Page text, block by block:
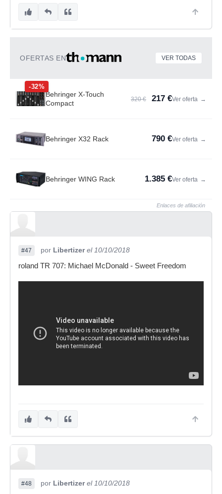
OFERTAS EN VER TODAS
-32%
Behringer X-Touch
Compact
320 € 217 €Ver oferta →
Behringer X32 Rack 790 €Ver oferta →
Behringer WING Rack 1.385 €Ver oferta →
Enlaces de afiliación
#47 por Libertizer el 10/10/2018
roland TR 707: Michael McDonald - Sweet Freedom
#48 por Libertizer el 10/10/2018